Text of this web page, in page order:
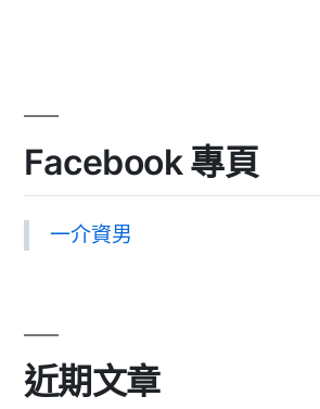
Facebook 專頁
一介資男
近期文章